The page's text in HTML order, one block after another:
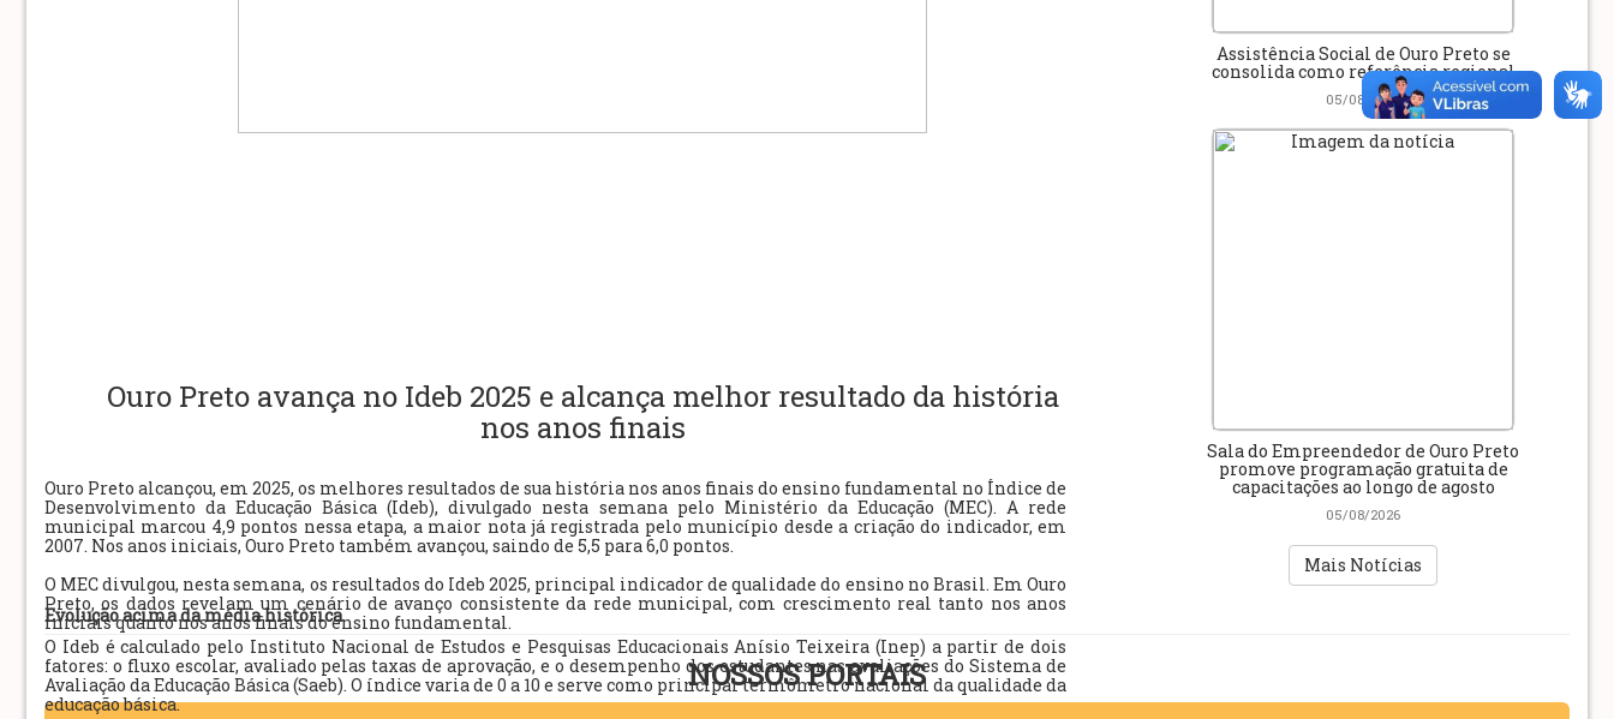
Ouro Preto avança no Ideb 2025 e alcança melhor resultado da história
nos anos finais
Ouro Preto alcançou, em 2025, os melhores resultados de sua história nos anos finais do ensino fundamental no Índice de
Desenvolvimento da Educação Básica (Ideb), divulgado nesta semana pelo Ministério da Educação (MEC). A rede
municipal marcou 4,9 pontos nessa etapa, a maior nota já registrada pelo município desde a criação do indicador, em
2007. Nos anos iniciais, Ouro Preto também avançou, saindo de 5,5 para 6,0 pontos.
O MEC divulgou, nesta semana, os resultados do Ideb 2025, principal indicador de qualidade do ensino no Brasil. Em Ouro
Preto, os dados revelam um cenário de avanço consistente da rede municipal, com crescimento real tanto nos anos
iniciais quanto nos anos finais do ensino fundamental.
Evolução acima da média histórica
O Ideb é calculado pelo Instituto Nacional de Estudos e Pesquisas Educacionais Anísio Teixeira (Inep) a partir de dois
fatores: o fluxo escolar, avaliado pelas taxas de aprovação, e o desempenho dos estudantes nas avaliações do Sistema de
Avaliação da Educação Básica (Saeb). O índice varia de 0 a 10 e serve como principal termômetro nacional da qualidade da
educação básica.
Assistência Social de Ouro Preto se
consolida como referência regional
05/08/2026
Sala do Empreendedor de Ouro Preto
promove programação gratuita de
capacitações ao longo de agosto
05/08/2026
Mais Notícias
NOSSOS PORTAIS